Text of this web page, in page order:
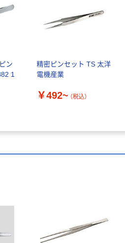
ン
1
精密ピンセット TS 太洋
電機産業
￥492~ （税込）